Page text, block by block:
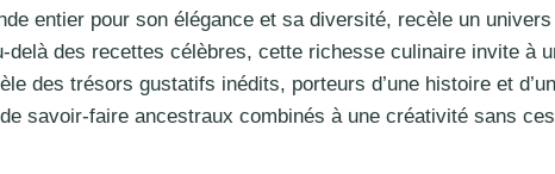
entier pour son élégance et sa diversité, recèle un
des recettes célèbres, cette richesse culinaire invite à
des trésors gustatifs inédits, porteurs d’une histoire et
savoir-faire ancestraux combinés à une créativité sans